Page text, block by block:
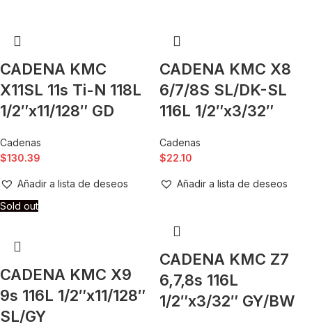
CADENA KMC
X11SL 11s Ti-N 118L
1/2″x11/128″ GD
Cadenas
$130.39
Añadir a lista de deseos
CADENA KMC X8
6/7/8S SL/DK-SL
116L 1/2″x3/32″
Cadenas
$22.10
Añadir a lista de deseos
Sold out
CADENA KMC X9
9s 116L 1/2″x11/128″
SL/GY
CADENA KMC Z7
6,7,8s 116L
1/2″x3/32″ GY/BW